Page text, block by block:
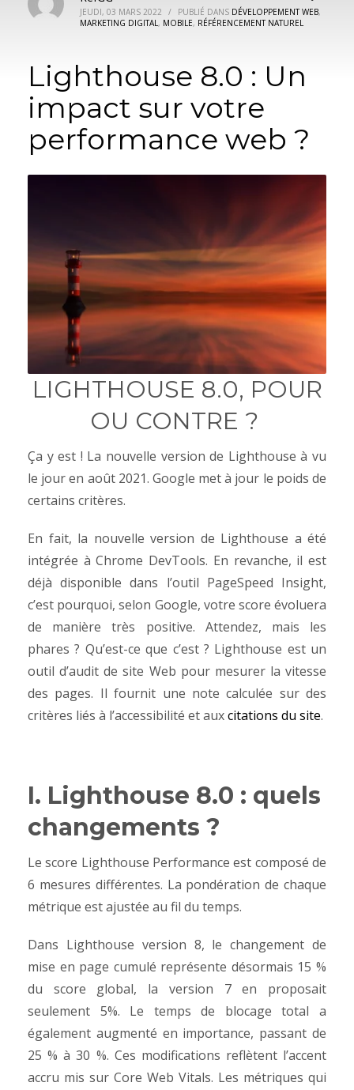
JEUDI, 03 MARS 2022 / PUBLIÉ DANS DÉVELOPPEMENT WEB,
MARKETING DIGITAL, MOBILE, RÉFÉRENCEMENT NATUREL
Lighthouse 8.0 : Un
impact sur votre
performance web ?
LIGHTHOUSE 8.0, POUR
OU CONTRE ?
Ça y est ! La nouvelle version de Lighthouse à vu
le jour en août 2021. Google met à jour le poids de
certains critères.
En fait, la nouvelle version de Lighthouse a été
intégrée à Chrome DevTools. En revanche, il est
déjà disponible dans l’outil PageSpeed ​​Insight,
c’est pourquoi, selon Google, votre score évoluera
de manière très positive. Attendez, mais les
phares ? Qu’est-ce que c’est ? Lighthouse est un
outil d’audit de site Web pour mesurer la vitesse
des pages. Il fournit une note calculée sur des
critères liés à l’accessibilité et auxcitations du site.
I. Lighthouse 8.0 : quels
changements ?
Le score Lighthouse Performance est composé de
6 mesures différentes. La pondération de chaque
métrique est ajustée au fil du temps.
Dans Lighthouse version 8, le changement de
mise en page cumulé représente désormais 15 %
du score global, la version 7 en proposait
seulement 5%. Le temps de blocage total a
également augmenté en importance, passant de
25 % à 30 %. Ces modifications reflètent l’accent
accru mis sur Core Web Vitals. Les métriques qui